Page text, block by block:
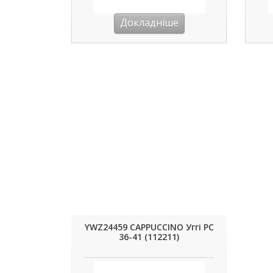
Докладніше
YWZ24459 CAPPUCCINO Уггі РС
36-41 (112211)